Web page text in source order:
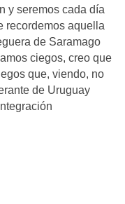
y seremos cada día
recordemos aquella
de Saramago
ciegos, creo que
que, viendo, no
de Uruguay